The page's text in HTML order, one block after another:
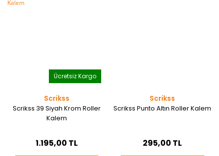
Ücretsiz Kargo
Scrikss
Scrikss 39 Siyah Krom Roller
Kalem
1.195,00 TL
Scrikss
Scrikss Punto Altın Roller Kalem
295,00 TL